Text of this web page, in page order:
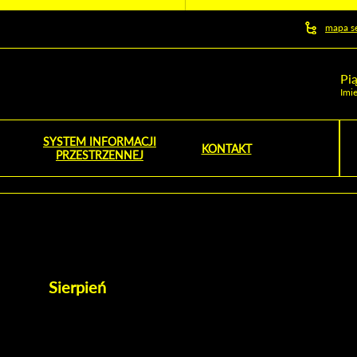
mapa
SYSTEM INFORMACJI
PRZESTRZENNEJ
OTWORZY SIĘ W NOWYM OKNIEKONTAKT
Sierpień